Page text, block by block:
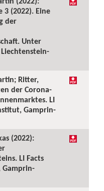
3 (2022). Eine
der
Unter
Ritter,
der Corona-
LI
Gamprin-
(2022):
LI Facts